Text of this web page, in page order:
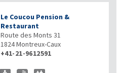
Le Coucou Pension &
Restaurant
Route des Monts 31
1824Montreux-Caux
+41-21-9612591